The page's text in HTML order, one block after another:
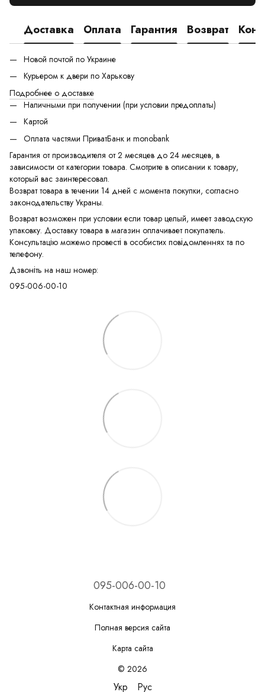
Доставка Оплата Гарантия Возврат
Новой почтой по Украине
Курьером к двери по Харькову
Подробнее о доставке
Наличными при получении (при условии предоплаты)
Картой
Оплата частями ПриватБанк и monobank
Гарантия от производителя от 2 месяцев до 24 месяцев, в
зависимости от категории товара. Смотрите в описании к товару,
который вас заинтересовал.
Возврат товара в течении 14 дней с момента покупки, согласно
законодательству Украны.
Возврат возможен при условии если товар целый, имеет заводскую
упаковку. Доставку товара в магазин оплачивает покупатель.
Консультацію можемо провесті в особистих повідомленнях та по
телефону.
Дзвоніть на наш номер:
095-006-00-10
095-006-00-10
Контактная информация
Полная версия сайта
Карта сайта
© 2026
Укр Рус